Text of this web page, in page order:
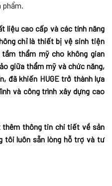
phẩm.
liệu cao cấp và các tính năng
chỉ là thiết bị vệ sinh tiện
thẩm mỹ cho không gian
giữa thẩm mỹ và chức năng,
đã khiến HUGE trở thành lựa
và công trình xây dựng cao
thông tin chi tiết về sản
tôi luôn sẵn lòng hỗ trợ và tư